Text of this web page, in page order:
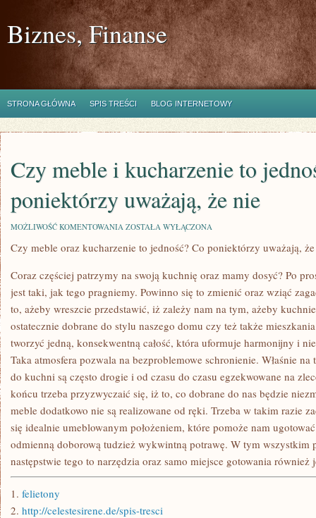
Biznes, Finanse
STRONA GŁÓWNA SPIS TREŚCI BLOG INTERNETOWY
Czy meble i kucharzenie to
poniektórzy uważają, że nie
MOŻLIWOŚĆ KOMENTOWANIA CZY
I
KUCHARZENIE
JEDNOŚĆ?
CO
PONIEKTÓRZY
UWAŻAJĄ,
ŻE
NIE
ZOSTAŁA WYŁĄCZONA
Czy meble oraz kucharzenie to jedność? Co poniektórzy uważają,
Coraz częściej patrzymy na swoją kuchnię oraz mamy dosyć? Po
jest taki, jak tego pragniemy. Powinno się to zmienić oraz wziąć
to, ażeby wreszcie przedstawić, iż zależy nam na tym, ażeby
ostatecznie dobrane do stylu naszego domu czy też także
tworzyć jedną, konsekwentną całość, która uformuje harmonijny i
Taka atmosfera pozwala na bezproblemowe schronienie. Właśnie
do kuchni są często drogie i od czasu do czasu egzekwowane na
końcu trzeba przyzwyczaić się, iż to, co dobrane do nas będzie
meble dodatkowo nie są realizowane od ręki. Trzeba w takim razie
się idealnie umeblowanym położeniem, które pomoże nam
odmienną doborową tudzież wykwintną potrawę. W tym wszystkim
następstwie tego to narzędzia oraz samo miejsce gotowania również
1. felietony
2. http://celestesirene.de/spis-tresci